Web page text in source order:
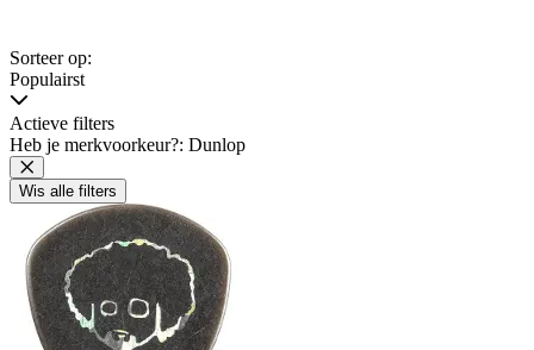
Sorteer op:
Populairst
Actieve filters
Heb je merkvoorkeur?: Dunlop
Wis alle filters